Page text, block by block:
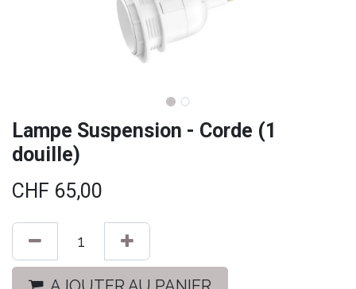
Lampe Suspension - Corde (1
douille)
CHF 65,00